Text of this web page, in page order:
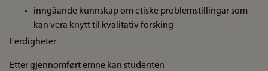
inngåande kunnskap om etiske problemstillingar som
kan vera knytt til kvalitativ forsking
Ferdigheter
Etter gjennomført emne kan studenten